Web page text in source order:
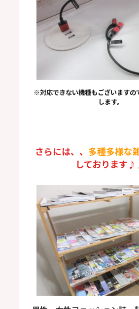
※対応できない機種もございますの
します。
さらには、、 多種多様な
しております